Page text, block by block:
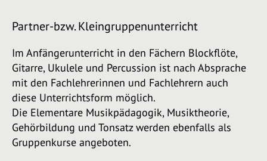
Partner-bzw. Kleingruppenunterricht
Im Anfängerunterricht in den Fächern Blockflöte,
Gitarre, Ukulele und Percussion ist nach Absprache
mit den Fachlehrerinnen und Fachlehrern auch
diese Unterrichtsform möglich.
Die Elementare Musikpädagogik, Musiktheorie,
Gehörbildung und Tonsatz werden ebenfalls als
Gruppenkurse angeboten.